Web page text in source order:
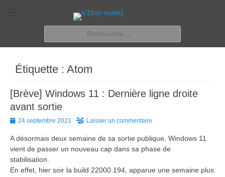
n'1fo[r-matik]
Pour les nymphos d'infos en info…
Étiquette : Atom
[Brève] Windows 11 : Dernière ligne droite
avant sortie
Posted
24 septembre 2021 Laisser un commentaire
A désormais deux semaine de sa sortie publique, Windows 11
vient de passer un nouveau cap dans sa phase de
stabilisation.
En effet, hier soir la build 22000.194, apparue une semaine plus